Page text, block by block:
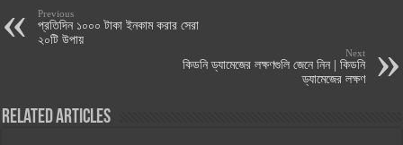
Previous
প্রতিদিন ১০০০ টাকা ইনকাম করার সেরা
২০টি উপায়
Next
কিডনি ড্যামেজের লক্ষণগুলি জেনে নিন | কিডনি
ড্যামেজের লক্ষণ
Related Articles